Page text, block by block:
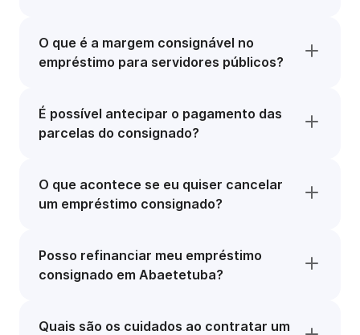
O que é a margem consignável no
empréstimo para servidores públicos?
É possível antecipar o pagamento das
parcelas do consignado?
O que acontece se eu quiser cancelar
um empréstimo consignado?
Posso refinanciar meu empréstimo
consignado em Abaetetuba?
Quais são os cuidados ao contratar um